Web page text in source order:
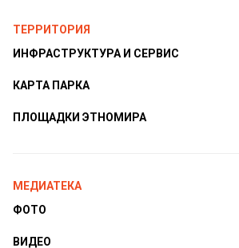
ТЕРРИТОРИЯ
ИНФРАСТРУКТУРА И СЕРВИС
КАРТА ПАРКА
ПЛОЩАДКИ ЭТНОМИРА
МЕДИАТЕКА
ФОТО
ВИДЕО